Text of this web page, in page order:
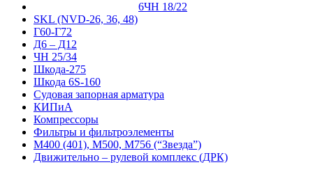
6ЧН 18/22
SKL (NVD-26, 36, 48)
Г60-Г72
Д6 – Д12
ЧН 25/34
Шкода-275
Шкода 6S-160
Судовая запорная арматура
КИПиА
Компрессоры
Фильтры и фильтроэлементы
М400 (401), М500, М756 (“Звезда”)
Движительно – рулевой комплекс (ДРК)